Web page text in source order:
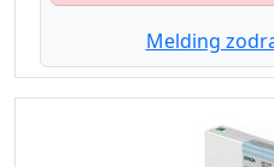
Melding